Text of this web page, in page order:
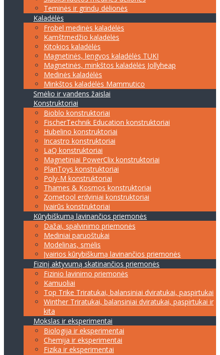
Teminės ir grindų dėlionės
Kaladėlės
Frobel medinės kaladėlės
Kamštmedžio kaladėlės
Kitokios kaladėlės
Magnetinės, lengvos kaladėlės TUKI
Magnetinės, minkštos kaladėlės Jollyheap
Medinės kaladėlės
Minkštos kaladėlės Mammutico
Smėlio ir vandens žaislai
Konstruktoriai
Bioblo konstruktoriai
FischerTechnik Education konstruktoriai
Hubelino konstruktoriai
Incastro konstruktoriai
LaQ konstruktoriai
Magnetiniai PowerClix konstruktoriai
PlanToys konstruktoriai
Poly-M konstruktoriai
Thames & Kosmos konstruktoriai
Zometool erdviniai konstruktoriai
Įvairūs konstruktoriai
Kūrybiškumą lavinančios priemonės
Dažai, spalvinimo priemonės
Mediniai paruoštukai
Modelinas, smėlis
Įvairios kūrybiškumą lavinančios priemonės
Fizinį aktyvumą skatinančios priemonės
Fizinio lavinimo priemonės
Kamuoliai
Top Trike Triratukai, balansiniai dviratukai, paspirtukai
Winther Triratukai, balansiniai dviratukai, paspirtukai ir
kita
Mokslas ir eksperimentai
Biologija ir eksperimentai
Chemija ir eksperimentai
Fizika ir eksperimentai